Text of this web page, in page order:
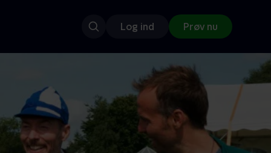
Log ind Prøv nu